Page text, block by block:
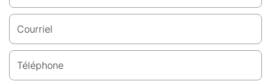
Courriel
Téléphone